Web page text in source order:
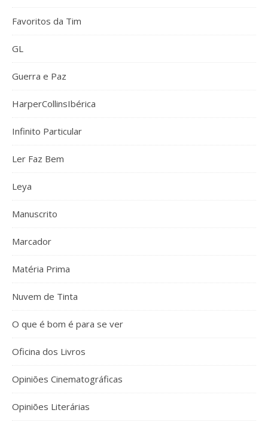
Favoritos da Tim
GL
Guerra e Paz
HarperCollinsIbérica
Infinito Particular
Ler Faz Bem
Leya
Manuscrito
Marcador
Matéria Prima
Nuvem de Tinta
O que é bom é para se ver
Oficina dos Livros
Opiniões Cinematográficas
Opiniões Literárias